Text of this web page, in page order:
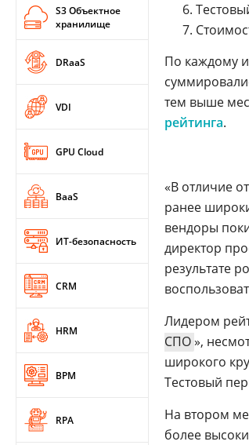
S3 Объектное
хранилище
DRaaS
VDI
GPU Cloud
BaaS
ИТ-безопасность
CRM
HRM
BPM
RPA
По каждому
тем выше
рейтинга.
«В отличие
ранее
вендоры
директор
результате
Лидером
СПО»,
широкого
Тестовый
На втором
более